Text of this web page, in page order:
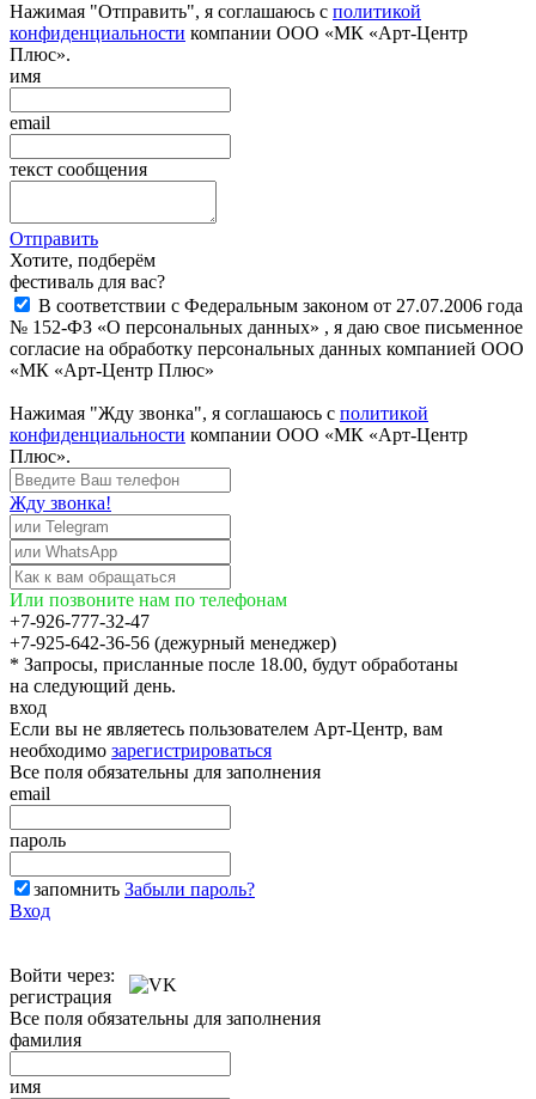
Нажимая "Отправить", я соглашаюсь с политикой
конфиденциальности компании ООО «МК «Арт-Центр
Плюс».
имя
email
текст сообщения
Отправить
Хотите, подберём
фестиваль для вас?
В соответствии с Федеральным законом от 27.07.2006 года
№ 152-ФЗ «О персональных данных» , я даю свое письменное
согласие на обработку персональных данных компанией ООО
«МК «Арт-Центр Плюс»
Нажимая "Жду звонка", я соглашаюсь с политикой
конфиденциальности компании ООО «МК «Арт-Центр
Плюс».
Жду звонка!
Или позвоните нам по телефонам
+7-926-777-32-47
+7-925-642-36-56 (дежурный менеджер)
* Запросы, присланные после 18.00, будут обработаны
на следующий день.
вход
Если вы не являетесь пользователем Арт-Центр, вам
необходимо зарегистрироваться
Все поля обязательны для заполнения
email
пароль
запомнить Забыли пароль?
Вход
Войти через:
регистрация
Все поля обязательны для заполнения
фамилия
имя